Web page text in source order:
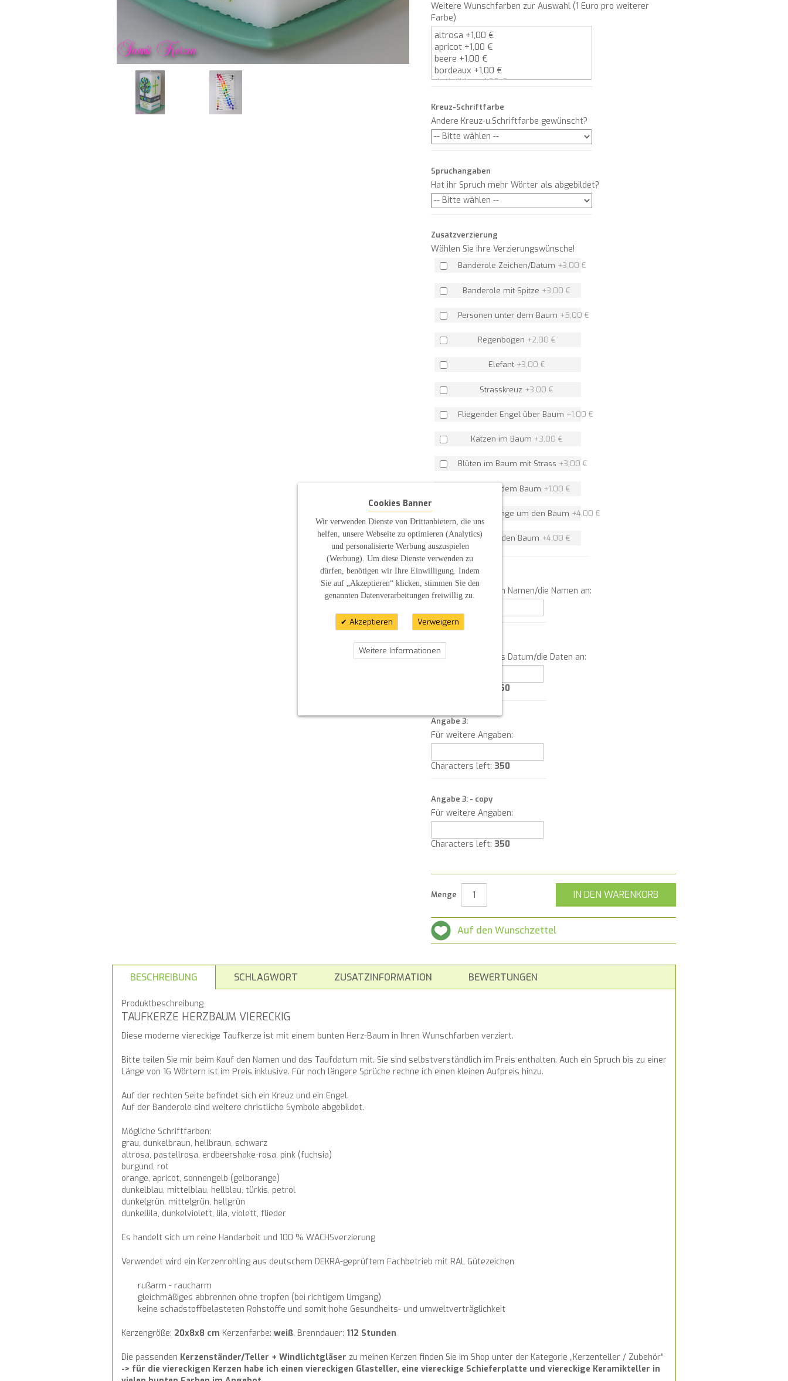
Weitere Wunschfarben zur Auswahl (1 Euro pro weiterer
Farbe)
Kreuz-Schriftfarbe
Andere Kreuz-u.Schriftfarbe gewünscht?
Spruchangaben
Hat ihr Spruch mehr Wörter als abgebildet?
Zusatzverzierung
Wählen Sie ihre Verzierungswünsche!
Banderole Zeichen/Datum +3,00 €
Banderole mit Spitze +3,00 €
Personen unter dem Baum +5,00 €
Regenbogen +2,00 €
Elefant +3,00 €
Strasskreuz +3,00 €
Fliegender Engel über Baum +1,00 €
Katzen im Baum +3,00 €
Blüten im Baum mit Strass +3,00 €
Vögel auf dem Baum +1,00 €
Schmetterlinge um den Baum +4,00 €
Vögel um den Baum +4,00 €
Angabe 1:
Bitte geben Sie den Namen/die Namen an:
Angabe 2:
Bitte geben Sie das Datum/die Daten an:
350
Angabe 3:
Für weitere Angaben:
Characters left: 350
Angabe 3: - copy
Für weitere Angaben:
Characters left: 350
Menge IN DEN WARENKORB
Auf den Wunschzettel
BESCHREIBUNG SCHLAGWORT ZUSATZINFORMATION BEWERTUNGEN
Produktbeschreibung
TAUFKERZE HERZBAUM VIERECKIG
Diese moderne viereckige Taufkerze ist mit einem bunten Herz-Baum in Ihren Wunschfarben verziert.
Bitte teilen Sie mir beim Kauf den Namen und das Taufdatum mit. Sie sind selbstverständlich im Preis enthalten. Auch ein Spruch bis zu einer
Länge von 16 Wörtern ist im Preis inklusive. Für noch längere Sprüche rechne ich einen kleinen Aufpreis hinzu.
Auf der rechten Seite befindet sich ein Kreuz und ein Engel.
Auf der Banderole sind weitere christliche Symbole abgebildet.
Mögliche Schriftfarben:
grau, dunkelbraun, hellbraun, schwarz
altrosa, pastellrosa, erdbeershake-rosa, pink (fuchsia)
burgund, rot
orange, apricot, sonnengelb (gelborange)
dunkelblau, mittelblau, hellblau, türkis, petrol
dunkelgrün, mittelgrün, hellgrün
dunkellila, dunkelviolett, lila, violett, flieder
Es handelt sich um reine Handarbeit und 100 % WACHSverzierung
Verwendet wird ein Kerzenrohling aus deutschem DEKRA-geprüftem Fachbetrieb mit RAL Gütezeichen
rußarm - raucharm
gleichmäßiges abbrennen ohne tropfen (bei richtigem Umgang)
keine schadstoffbelasteten Rohstoffe und somit hohe Gesundheits- und umweltverträglichkeit
Kerzengröße: 20x8x8 cm Kerzenfarbe: weiß, Brenndauer: 112 Stunden
Die passenden Kerzenständer/Teller + Windlichtgläser zu meinen Kerzen finden Sie im Shop unter der Kategorie „Kerzenteller / Zubehör“
-> für die viereckigen Kerzen habe ich einen viereckigen Glasteller, eine viereckige Schieferplatte und viereckige Keramikteller in
Cookies Banner
Wir verwenden Dienste von Drittanbietern, die uns
helfen, unsere Webseite zu optimieren (Analytics)
und personalisierte Werbung auszuspielen
(Werbung). Um diese Dienste verwenden zu
dürfen, benötigen wir Ihre Einwilligung. Indem
Sie auf „Akzeptieren“ klicken, stimmen Sie den
genannten Datenverarbeitungen freiwillig zu.
Akzeptieren Verweigern
Weitere Informationen